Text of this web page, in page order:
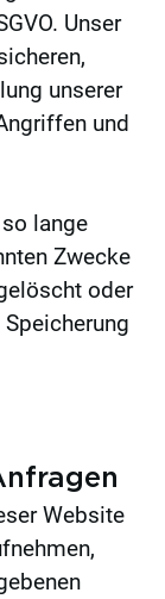
Unser
unserer
und
lange
Zwecke
oder
Website